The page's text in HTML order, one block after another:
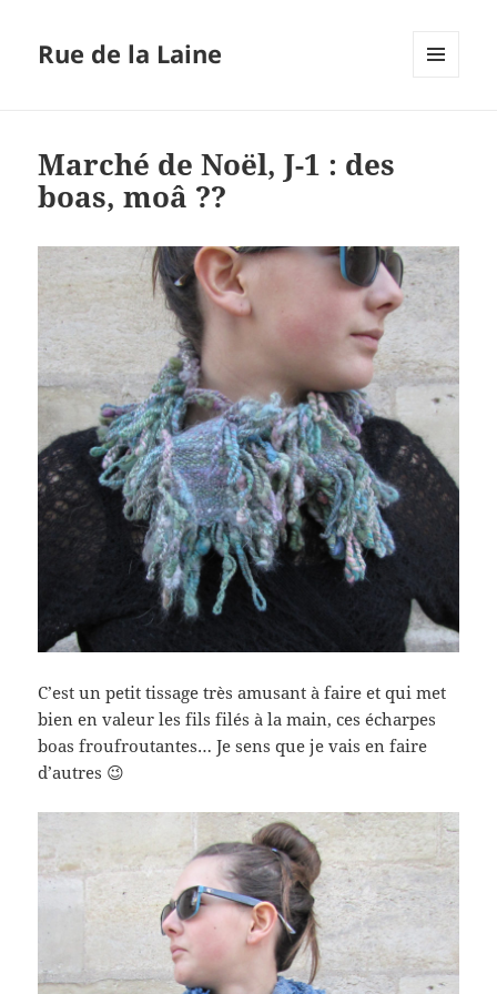
Rue de la Laine
Marché de Noël, J-1 : des
boas, moâ ??
C’est un petit tissage très amusant à faire et qui met
bien en valeur les fils filés à la main, ces écharpes
boas froufroutantes… Je sens que je vais en faire
d’autres 😉